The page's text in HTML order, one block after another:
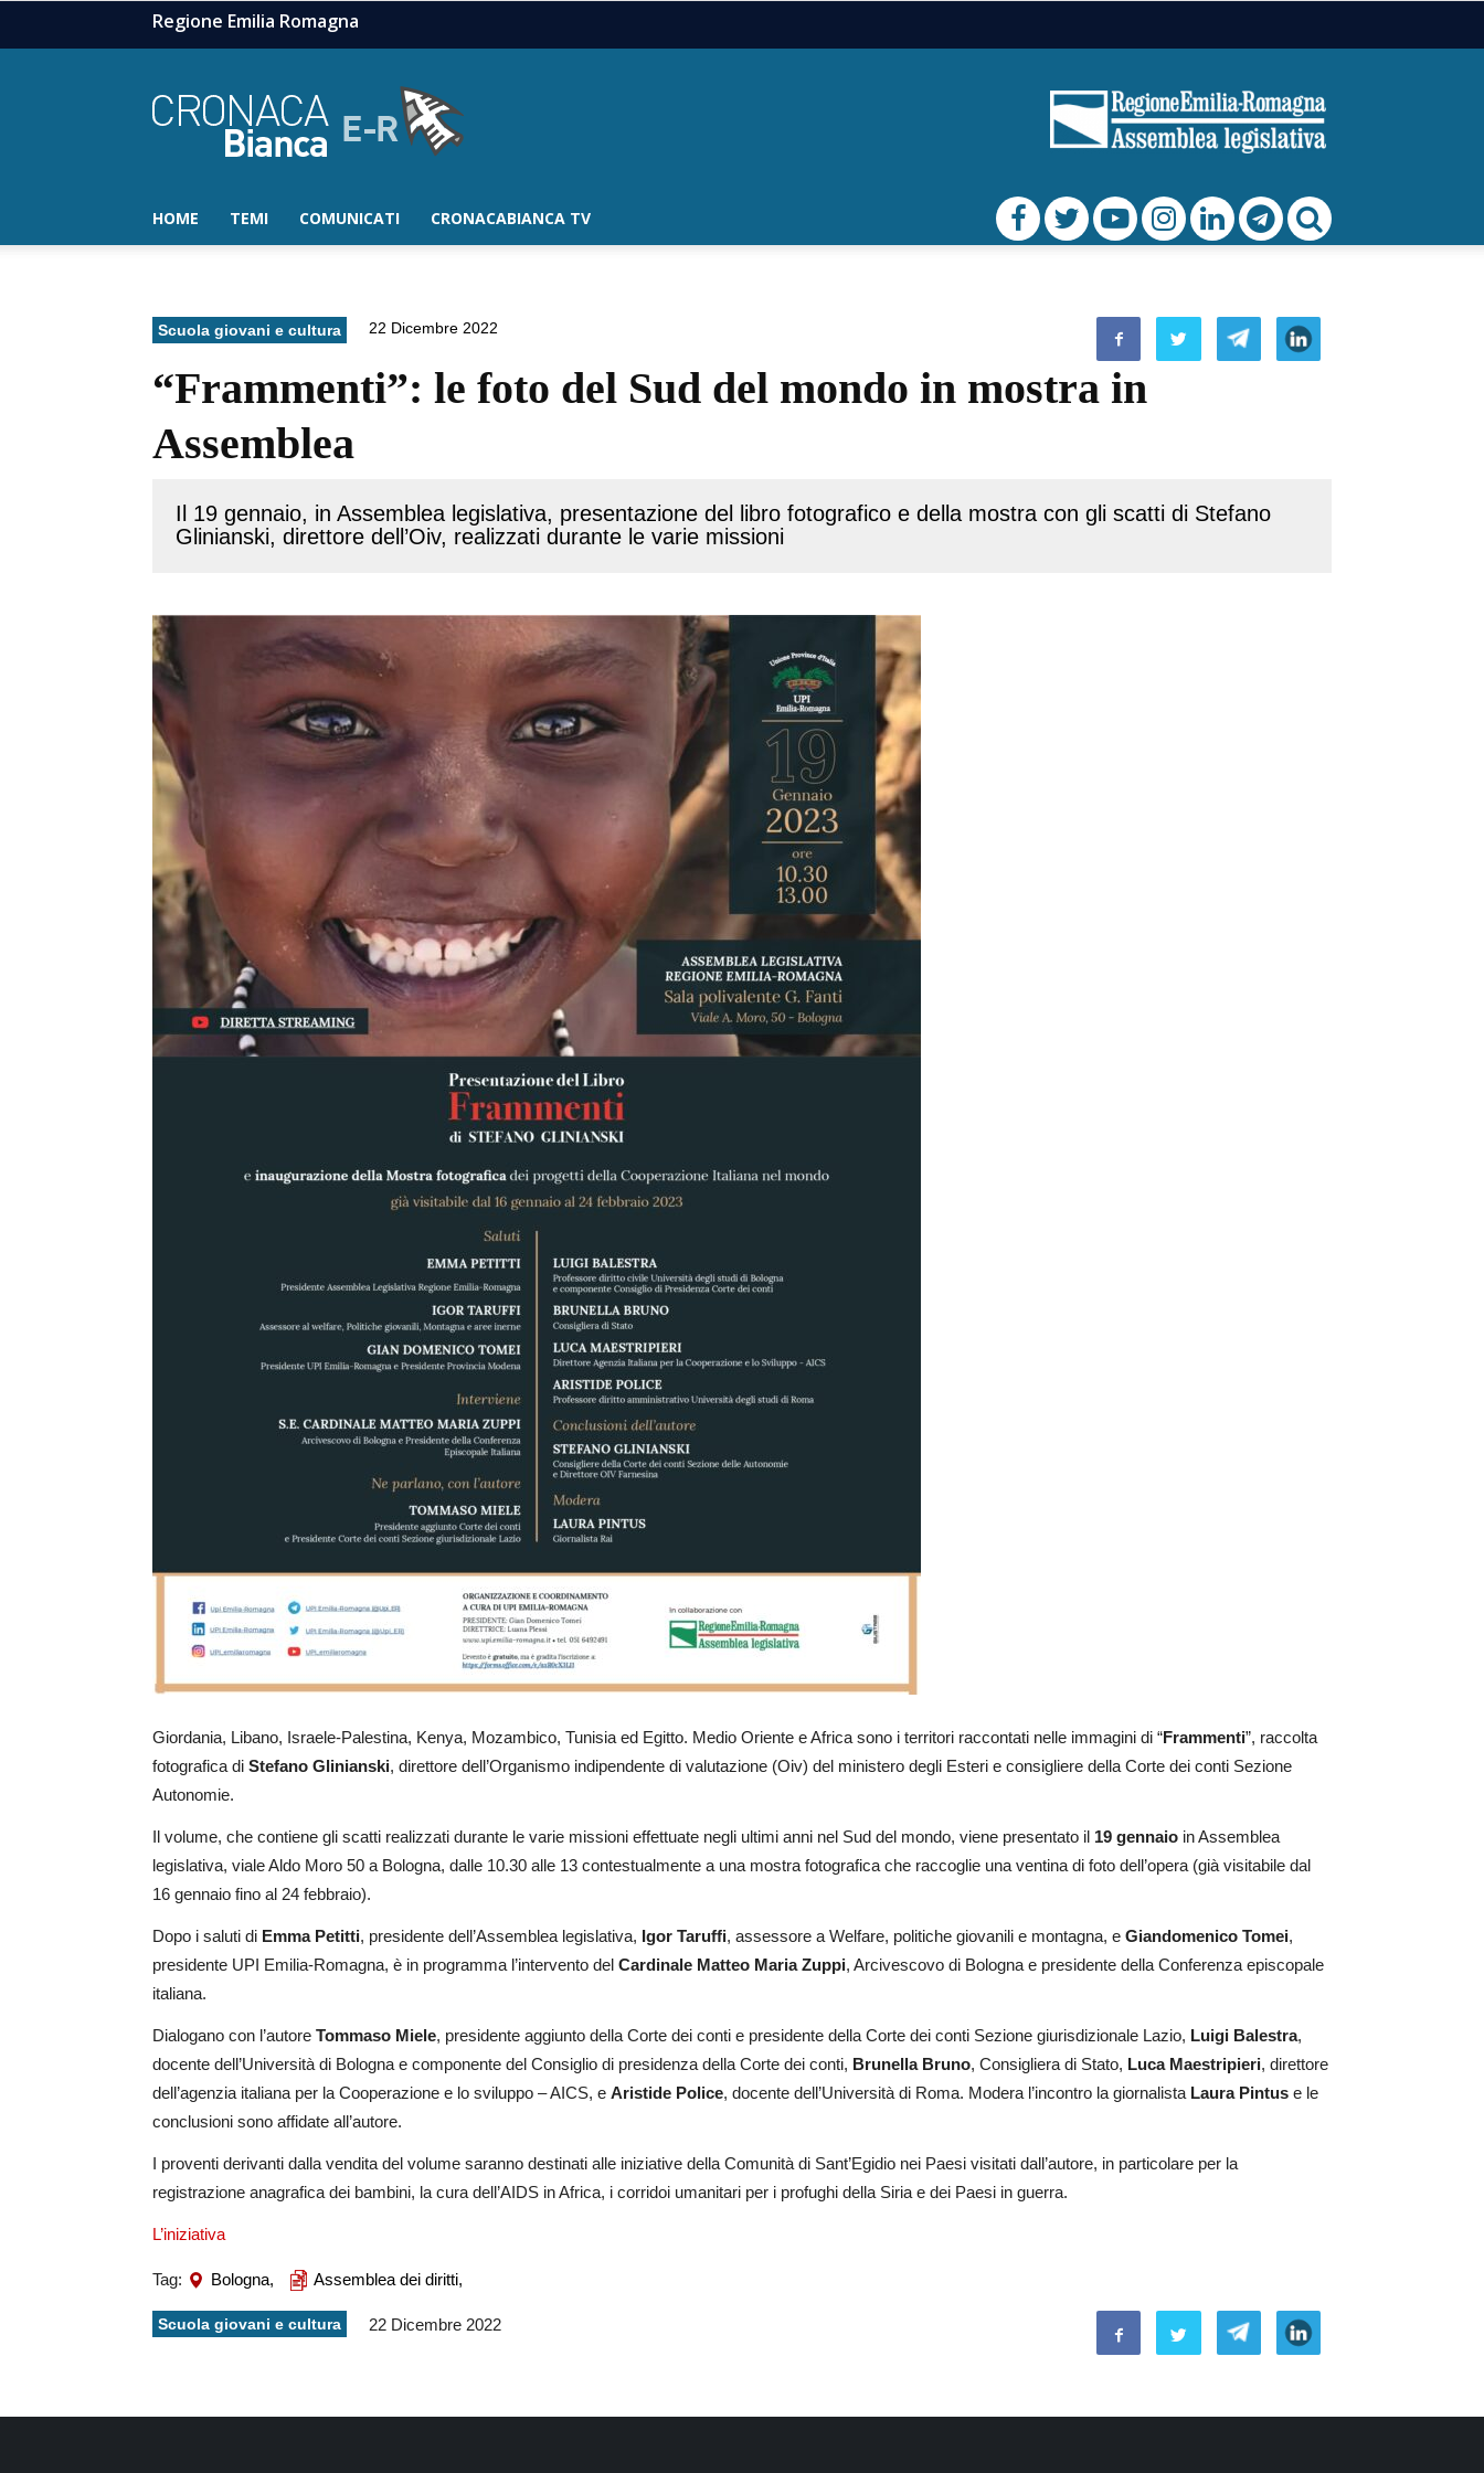
Regione Emilia Romagna
HOME TEMI COMUNICATI CRONACABIANCA TV
Scuola giovani e cultura 22 Dicembre 2022
“Frammenti”: le foto del Sud del mondo in mostra in
Assemblea
Il 19 gennaio, in Assemblea legislativa, presentazione del libro fotografico e della mostra con gli scatti di Stefano
Glinianski, direttore dell’Oiv, realizzati durante le varie missioni
Giordania, Libano, Israele-Palestina, Kenya, Mozambico, Tunisia ed Egitto. Medio Oriente e Africa sono i territori raccontati nelle immagini di “Frammenti”, raccolta
fotografica di Stefano Glinianski, direttore dell’Organismo indipendente di valutazione (Oiv) del ministero degli Esteri e consigliere della Corte dei conti Sezione
Autonomie.
Il volume, che contiene gli scatti realizzati durante le varie missioni effettuate negli ultimi anni nel Sud del mondo, viene presentato il 19 gennaio in Assemblea
legislativa, viale Aldo Moro 50 a Bologna, dalle 10.30 alle 13 contestualmente a una mostra fotografica che raccoglie una ventina di foto dell’opera (già visitabile dal
16 gennaio fino al 24 febbraio).
Dopo i saluti di Emma Petitti, presidente dell’Assemblea legislativa, Igor Taruffi, assessore a Welfare, politiche giovanili e montagna, e Giandomenico Tomei,
presidente UPI Emilia-Romagna, è in programma l’intervento del Cardinale Matteo Maria Zuppi, Arcivescovo di Bologna e presidente della Conferenza episcopale
italiana.
Dialogano con l’autore Tommaso Miele, presidente aggiunto della Corte dei conti e presidente della Corte dei conti Sezione giurisdizionale Lazio, Luigi Balestra,
docente dell’Università di Bologna e componente del Consiglio di presidenza della Corte dei conti, Brunella Bruno, Consigliera di Stato, Luca Maestripieri, direttore
dell’agenzia italiana per la Cooperazione e lo sviluppo – AICS, e Aristide Police, docente dell’Università di Roma. Modera l’incontro la giornalista Laura Pintus e le
conclusioni sono affidate all’autore.
I proventi derivanti dalla vendita del volume saranno destinati alle iniziative della Comunità di Sant’Egidio nei Paesi visitati dall’autore, in particolare per la
registrazione anagrafica dei bambini, la cura dell’AIDS in Africa, i corridoi umanitari per i profughi della Siria e dei Paesi in guerra.
L’iniziativa
Tag: Bologna, Assemblea dei diritti,
Scuola giovani e cultura 22 Dicembre 2022